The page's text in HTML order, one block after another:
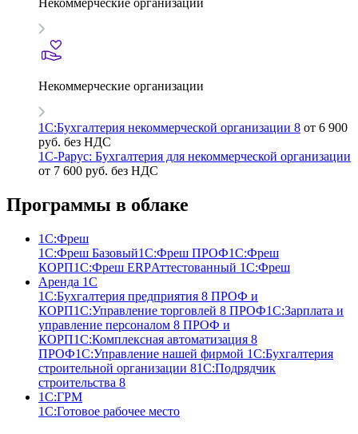
Некоммерческие организации
Некоммерческие организации
1С:Бухгалтерия некоммерческой организации 8 от 6 900
руб. без НДС
1С-Рарус: Бухгалтерия для некоммерческой организации
от 7 600 руб. без НДС
Программы в облаке
1C:Фреш
1C:Фреш Базовый1C:Фреш ПРОФ1C:Фреш
КОРП1C:Фреш ERPАттестованный 1С:Фреш
Аренда 1С
1С:Бухгалтерия предприятия 8 ПРОФ и
КОРП1С:Управление торговлей 8 ПРОФ1С:Зарплата и
управление персоналом 8 ПРОФ и
КОРП1С:Комплексная автоматизация 8
ПРОФ1С:Управление нашей фирмой 1С:Бухгалтерия
строительной организации 81С:Подрядчик
строительства 8
1С:ГРМ
1С:Готовое рабочее место